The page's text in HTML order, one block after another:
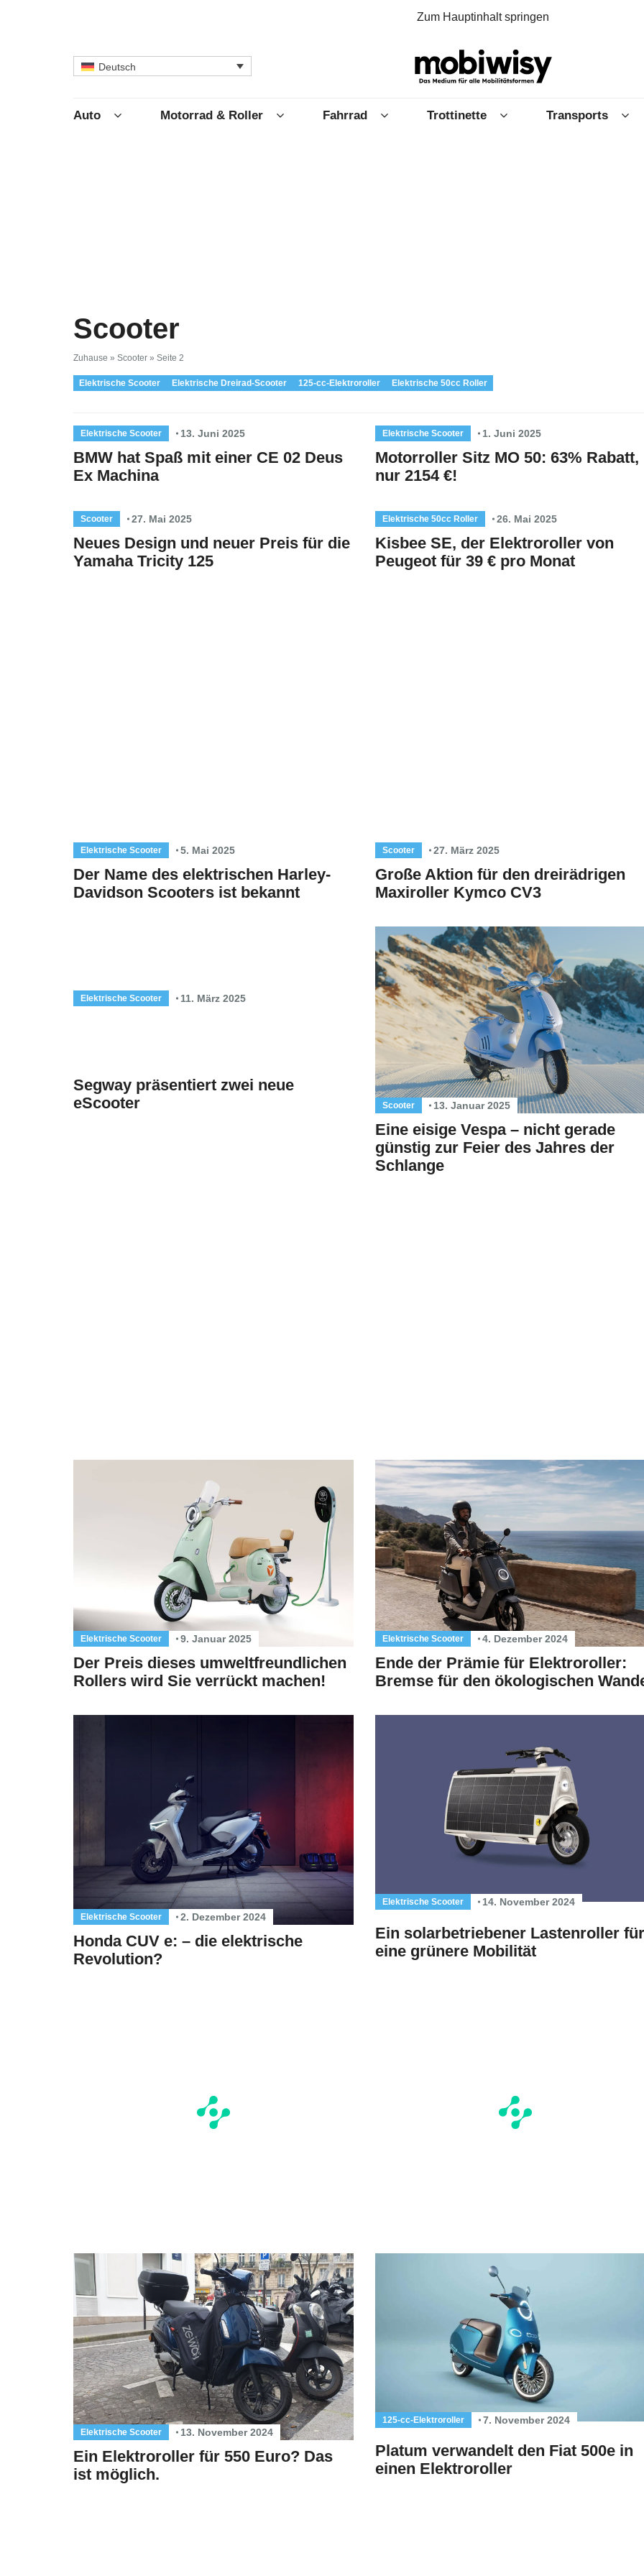
Zum Hauptinhalt springen
Deutsch
Auto Motorrad & Roller Fahrrad Trottinette Transports
Scooter
Zuhause » Scooter » Seite 2
Elektrische Scooter Elektrische Dreirad-Scooter 125-cc-Elektroroller Elektrische 50cc Roller
Elektrische Scooter 13. Juni 2025
BMW hat Spaß mit einer CE 02 Deus
Ex Machina
Elektrische Scooter 1. Juni 2025
Motorroller Sitz MO 50: 63% Rabatt,
nur 2154 €!
Scooter 27. Mai 2025
Neues Design und neuer Preis für die
Yamaha Tricity 125
Elektrische 50cc Roller 26. Mai 2025
Kisbee SE, der Elektroroller von
Peugeot für 39 € pro Monat
Elektrische Scooter 5. Mai 2025
Der Name des elektrischen Harley-
Davidson Scooters ist bekannt
Scooter 27. März 2025
Große Aktion für den dreirädrigen
Maxiroller Kymco CV3
Elektrische Scooter 11. März 2025
Segway präsentiert zwei neue
eScooter
Scooter 13. Januar 2025
Eine eisige Vespa – nicht gerade
günstig zur Feier des Jahres der
Schlange
Elektrische Scooter 9. Januar 2025
Der Preis dieses umweltfreundlichen
Rollers wird Sie verrückt machen!
Elektrische Scooter 4. Dezember 2024
Ende der Prämie für Elektroroller:
Bremse für den ökologischen
Elektrische Scooter 2. Dezember 2024
Honda CUV e: – die elektrische
Revolution?
Elektrische Scooter 14. November 2024
Ein solarbetriebener Lastenroller für
eine grünere Mobilität
Elektrische Scooter 13. November 2024
Ein Elektroroller für 550 Euro? Das
ist möglich.
125-cc-Elektroroller 7. November 2024
Platum verwandelt den Fiat 500e in
einen Elektroroller